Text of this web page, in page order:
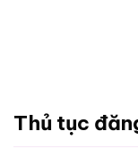
Thủ tục